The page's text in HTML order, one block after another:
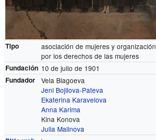
Tipo
asociación de mujeres y organización
por los derechos de las mujeres
Fundación 10 de julio de 1901
Fundador
Vela Blagoeva
Jeni Bojilova-Pateva
Ekaterina Karavelova
Anna Karima
Kina Konova
Julia Malinova